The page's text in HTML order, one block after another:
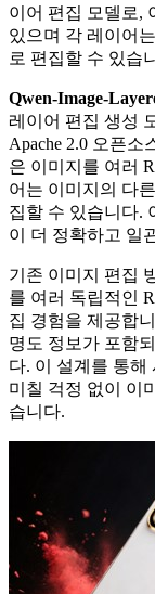
이어 편집 모델로,
있으며 각 레이어
로 편집할 수 있습
Qwen-Image-
레이어 편집 생성
Apache 2.0 오픈
은 이미지를 여러
어는 이미지의 다
집할 수 있습니다.
이 더 정확하고 일
기존 이미지 편집
를 여러 독립적인
집 경험을 제공합
명도 정보가 포함
다. 이 설계를 통해
미칠 걱정 없이 이
습니다.